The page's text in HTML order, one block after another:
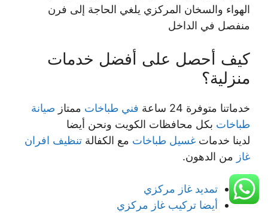
الهواء والسخان المركزي يلغي الحاجة إلى فرن
منفصل في الداخل
كيف أحصل على أفضل خدمات
منزلية؟
خدماتنا متوفرة 24 ساعة فني طباخات ممتاز صيانة
طباخات بكل محافظات الكويت ونحن أيضا
لدينا خدمات غسيل طباخات مع الكفالة تنظيف افران
غاز من الدهون.
تمديد غاز مركزي
أيضا تركيب غاز مركزي